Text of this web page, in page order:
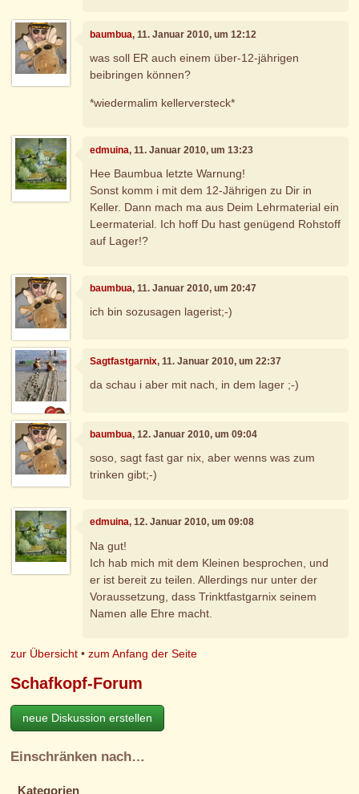
baumbua, 11. Januar 2010, um 12:12
was soll ER auch einem über-12-jährigen
beibringen können?
*wiedermalim kellerversteck*
edmuina, 11. Januar 2010, um 13:23
Hee Baumbua letzte Warnung!
Sonst komm i mit dem 12-Jährigen zu Dir in
Keller. Dann mach ma aus Deim Lehrmaterial ein
Leermaterial. Ich hoff Du hast genügend Rohstoff
auf Lager!?
baumbua, 11. Januar 2010, um 20:47
ich bin sozusagen lagerist;-)
Sagtfastgarnix, 11. Januar 2010, um 22:37
da schau i aber mit nach, in dem lager ;-)
baumbua, 12. Januar 2010, um 09:04
soso, sagt fast gar nix, aber wenns was zum
trinken gibt;-)
edmuina, 12. Januar 2010, um 09:08
Na gut!
Ich hab mich mit dem Kleinen besprochen, und
er ist bereit zu teilen. Allerdings nur unter der
Voraussetzung, dass Trinktfastgarnix seinem
Namen alle Ehre macht.
zur Übersicht •zum Anfang der Seite
Schafkopf-Forum
neue Diskussion erstellen
Einschränken nach…
Kategorien